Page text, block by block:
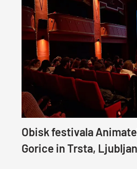
Obisk festivala
Gorice in Trsta,